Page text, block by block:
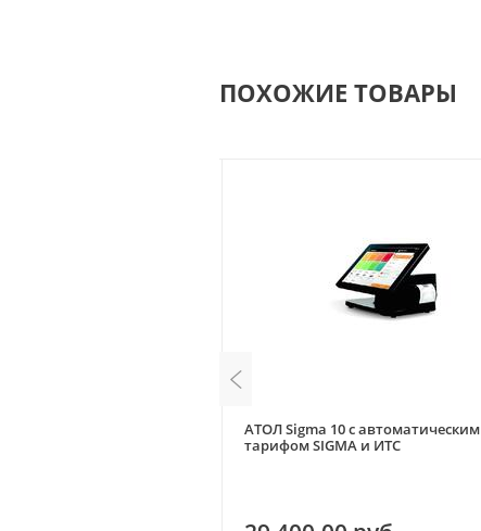
ПОХОЖИЕ ТОВАРЫ
АТОЛ Sigma 10 с автоматическим
тарифом SIGMA и ИТС